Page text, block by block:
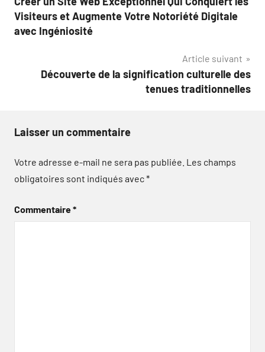
l’article
Visiteurs et Augmente Votre Notoriété Digitale
avec Ingéniosité
Article suivant
Découverte de la signification culturelle des
tenues traditionnelles
Laisser un commentaire
Votre adresse e-mail ne sera pas publiée. Les champs
obligatoires sont indiqués avec*
Commentaire*